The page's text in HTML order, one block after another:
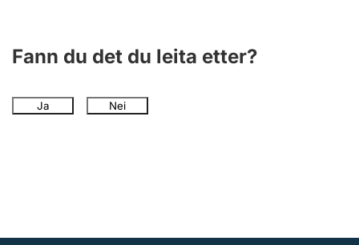
Fann du det du leita etter?
Ja Nei